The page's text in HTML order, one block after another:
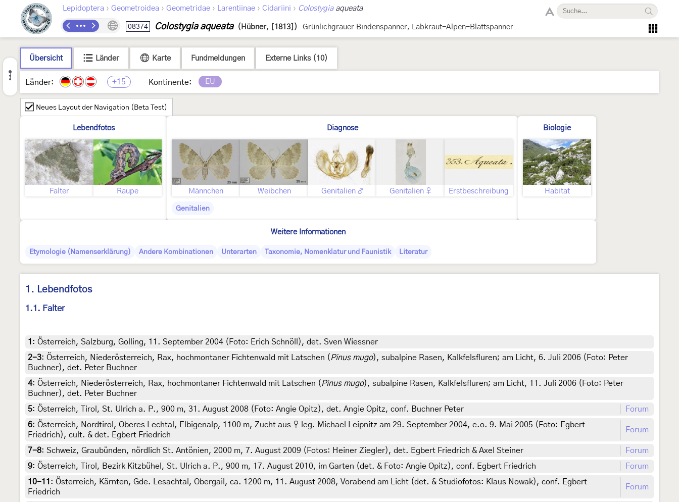
Lepidoptera › Geometroidea › Geometridae › Larentiinae › Cidariini › Colostygiaaqueata
08374 Colostygia aqueata (Hübner, [1813]) Grünlichgrauer Bindenspanner, Labkraut-Alpen-Blattspanner
Übersicht Länder Karte Fundmeldungen Externe Links (10)
Länder: +15 Kontinente: EU
Neues Layout der Navigation (Beta Test)
Lebendfotos
Falter Raupe
Diagnose
Männchen Weibchen Genitalien ♂ Genitalien ♀ Erstbeschreibung
Genitalien
Biologie
Habitat
Weitere Informationen
Etymologie (Namenserklärung) Andere Kombinationen Unterarten Taxonomie, Nomenklatur und Faunistik Literatur
1. Lebendfotos
1.1. Falter
1 : Österreich, Salzburg, Golling, 11. September 2004 (Foto: Erich Schnöll), det. Sven Wiessner
2-3: Österreich, Niederösterreich, Rax, hochmontaner Fichtenwald mit Latschen ( Pinus mugo), subalpine Rasen, Kalkfelsfluren; am Licht, 6. Juli 2006 (Foto: Peter
Buchner), det. Peter Buchner
4: Österreich, Niederösterreich, Rax, hochmontaner Fichtenwald mit Latschen ( Pinus mugo), subalpine Rasen, Kalkfelsfluren; am Licht, 11. Juli 2006 (Foto: Peter
Buchner), det. Peter Buchner
5: Österreich, Tirol, St. Ulrich a. P., 900 m, 31. August 2008 (Foto: Angie Opitz), det. Angie Opitz, conf. Buchner Peter
Forum
6: Österreich, Nordtirol, Oberes Lechtal, Elbigenalp, 1100 m, Zucht aus ♀ leg. Michael Leipnitz am 29. September 2004, e.o. 9. Mai 2005 (Foto: Egbert
Friedrich), cult. & det. Egbert Friedrich
Forum
7-8: Schweiz, Graubünden, nördlich St. Antönien, 2000 m, 7. August 2009 (Fotos: Heiner Ziegler), det. Egbert Friedrich & Axel Steiner
Forum
9: Österreich, Tirol, Bezirk Kitzbühel, St. Ulrich a. P., 900 m, 17. August 2010, im Garten (det. & Foto: Angie Opitz), conf. Egbert Friedrich
Forum
10-11 : Österreich, Kärnten, Gde. Lesachtal, Obergail, ca. 1200 m, 11. August 2008, Vorabend am Licht (det. & Studiofotos: Klaus Nowak), conf. Egbert
Friedrich
Forum